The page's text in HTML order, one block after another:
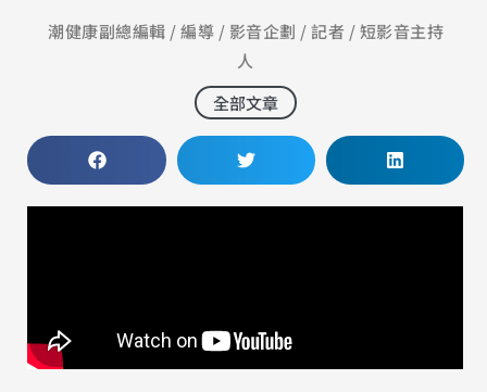
潮健康副總編輯 / 編導 / 影音企劃 / 記者 / 短影音主持
人
全部文章